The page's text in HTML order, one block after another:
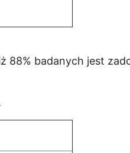
88% badanych jest